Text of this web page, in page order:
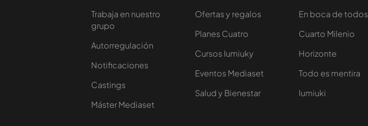
Trabaja en nuestro
grupo
Autorregulación
Notificaciones
Castings
Máster Mediaset
Ofertas y regalos
Planes Cuatro
Cursos Iumiuky
Eventos Mediaset
Salud y Bienestar
En boca de todos
Cuarto Milenio
Horizonte
Todo es mentira
Iumiuki